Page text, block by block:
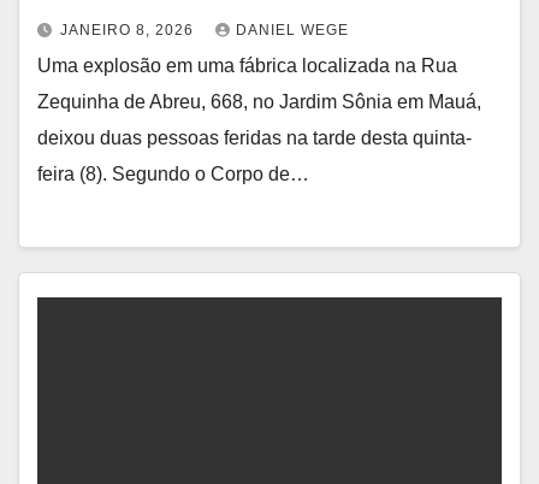
JANEIRO 8, 2026 DANIEL WEGE
Uma explosão em uma fábrica localizada na Rua
Zequinha de Abreu, 668, no Jardim Sônia em Mauá,
deixou duas pessoas feridas na tarde desta quinta-
feira (8). Segundo o Corpo de…